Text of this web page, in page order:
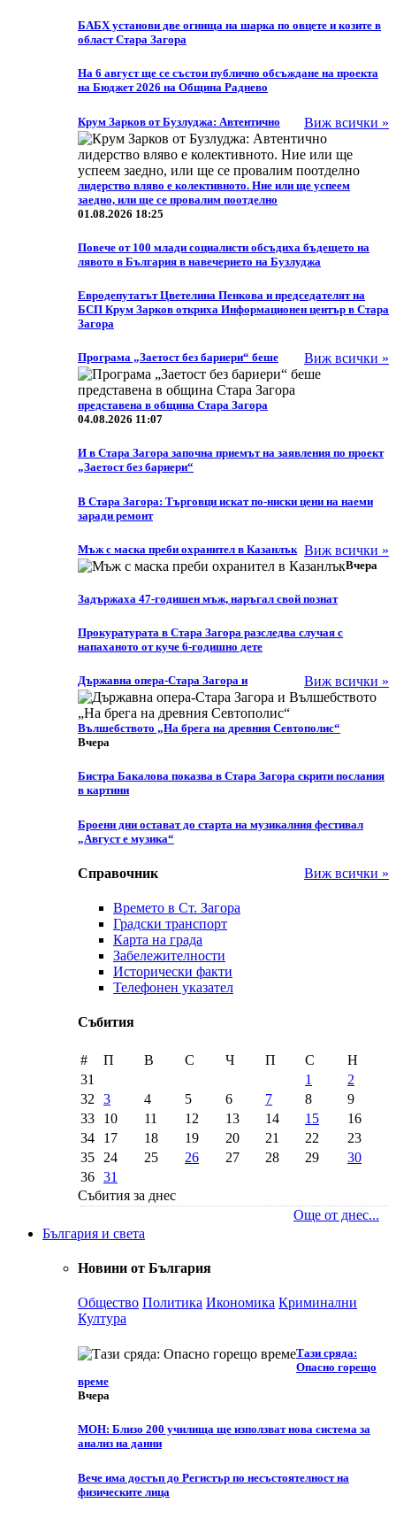
БАБХ установи две огнища на шарка по овцете и козите в
област Стара Загора
На 6 август ще се състои публично обсъждане на проекта
на Бюджет 2026 на Община Раднево
Виж всички »
Крум Зарков от Бузлуджа: Автентично
лидерство вляво е колективното. Ние или ще успеем
заедно, или ще се провалим поотделно
01.08.2026 18:25
Повече от 100 млади социалисти обсъдиха бъдещето на
лявото в България в навечерието на Бузлуджа
Eвродепутатът Цветелина Пенкова и председателят на
БСП Крум Зарков откриха Информационен център в Стара
Загора
Виж всички »
Програма „Заетост без бариери“ беше
представена в община Стара Загора
04.08.2026 11:07
И в Стара Загора започна приемът на заявления по проект
„Заетост без бариери“
В Стара Загора: Търговци искат по-ниски цени на наеми
заради ремонт
Виж всички »
Мъж с маска преби охранител в Казанлък
Вчера
Задържаха 47-годишен мъж, наръгал свой познат
Прокуратурата в Стара Загора разследва случая с
напаханото от куче 6-годишно дете
Виж всички »
Държавна опера-Стара Загора и
Вълшебството „На брега на древния Севтополис“
Вчера
Бистра Бакалова показва в Стара Загора скрити послания
в картини
Броени дни остават до старта на музикалния фестивал
„Август е музика“
Виж всички »
Справочник
Времето в Ст. Загора
Градски транспорт
Карта на града
Забележителности
Исторически факти
Телефонен указател
Събития
# П В С Ч П С
Н
31
1
2
32
3 4 5 6 7 8
9
33
10 11 12 13 14 15
16
34
17 18 19 20 21 22
23
35
24 25 26 27 28 29
30
36 31
Събития за днес
Още от днес...
България и света
Новини от България
Общество Политика Икономика Криминални
Култура
Тази сряда:
Опасно горещо
време
Вчера
МОН: Близо 200 училища ще използват нова система за
анализ на данни
Вече има достъп до Регистър по несъстоятелност на
физическите лица